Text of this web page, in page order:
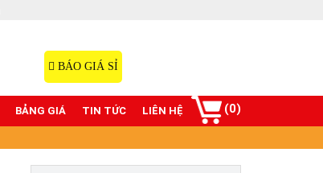
BÁO GIÁ SỈ
(0)
BẢNG GIÁ TIN TỨC LIÊN HỆ